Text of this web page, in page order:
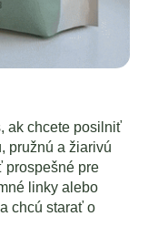
ak chcete posilniť
pružnú a žiarivú
prospešné pre
linky alebo
chcú starať o